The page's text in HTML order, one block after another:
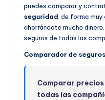
puedes comparar y
seguridad, de forma muy
ahorrándote mucho
seguros de todas las
Comparador de
Comparar
todas las